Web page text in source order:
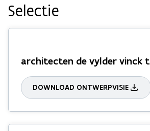
Selectie
architecten de vylder vinck
DOWNLOAD ONTWERPVISIE